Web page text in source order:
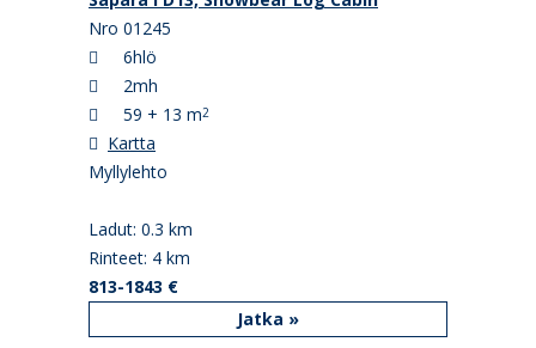
Nro 01245
6hlö
2mh
59 + 13 m2
Kartta
Myllylehto
Ladut: 0.3 km
Rinteet: 4 km
813-1843 €
Jatka »